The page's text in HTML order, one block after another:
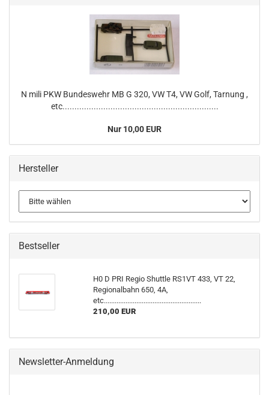
N mili PKW Bundeswehr MB G 320, VW T4, VW Golf, Tarnung ,
etc.................................................................
Nur 10,00 EUR
Hersteller
Bestseller
H0 D PRI Regio Shuttle RS1VT 433, VT 22,
Regionalbahn 650, 4A,
etc......................................................
210,00 EUR
Newsletter-Anmeldung